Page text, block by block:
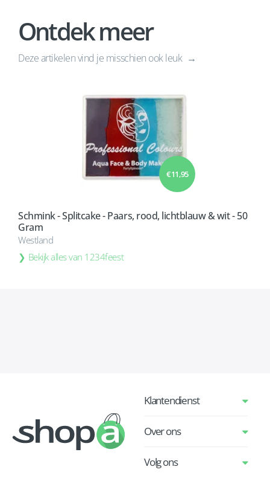
€ 11,95
Schmink - Splitcake - Paars, rood, lichtblauw & wit - 50
Gram
Westland
Bekijk alles van 1234feest
Ontdek meer
Deze artikelen vind je misschien ook leuk
Klantendienst
Over ons
Volg ons